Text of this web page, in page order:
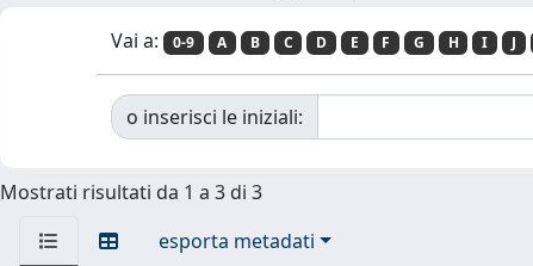
Vai a: 0-9 A B C D E F G H I J
o inserisci le iniziali:
Mostrati risultati da 1 a 3 di 3
esporta metadati